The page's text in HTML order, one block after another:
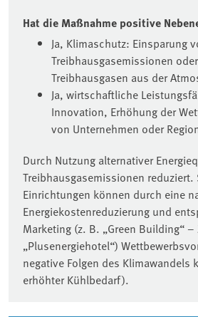
Hat die Maßnahme positive
Ja, Klimaschutz: Einsparung
Treibhausgasemissionen
Treibhausgasen aus der
Ja, wirtschaftliche
Innovation, Erhöhung der
von Unternehmen oder
Durch Nutzung alternativer
Treibhausgasemissionen
Einrichtungen können durch eine
Energiekostenreduzierung und
Marketing (z. B. „Green Building“
„Plusenergiehotel“)
negative Folgen des Klimawandels
erhöhter Kühlbedarf).